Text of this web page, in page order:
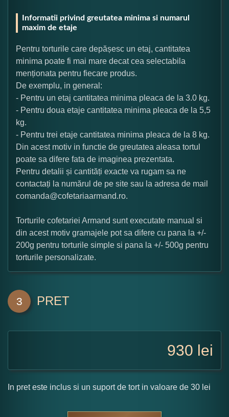
Informatii privind greutatea minima si numarul
maxim de etaje
Pentru torturile care depășesc un etaj, cantitatea
minima poate fi mai mare decat cea selectabila
menționata pentru fiecare produs.
De exemplu, in general:
- Pentru un etaj cantitatea minima pleaca de la 3.0 kg.
- Pentru doua etaje cantitatea minima pleaca de la 5,5
kg.
- Pentru trei etaje cantitatea minima pleaca de la 8 kg.
Din acest motiv in functie de greutatea aleasa tortul
poate sa difere fata de imaginea prezentata.
Pentru detalii și cantități exacte va rugam sa ne
contactați la numărul de pe site sau la adresa de mail
comanda@cofetariaarmand.ro.
Torturile cofetariei Armand sunt executate manual si
din acest motiv gramajele pot sa difere cu pana la +/-
200g pentru torturile simple si pana la +/- 500g pentru
torturile personalizate.
3 PRET
930 lei
In pret este inclus si un suport de tort in valoare de 30 lei